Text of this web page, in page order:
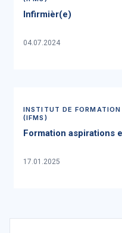
Infirmièr(e)
04.07.2024
INSTITUT DE
(IFMS)
Formation aspirations
17.01.2025